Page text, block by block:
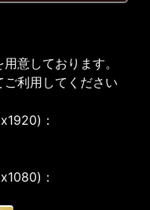
意しております。
利用してください
：
：